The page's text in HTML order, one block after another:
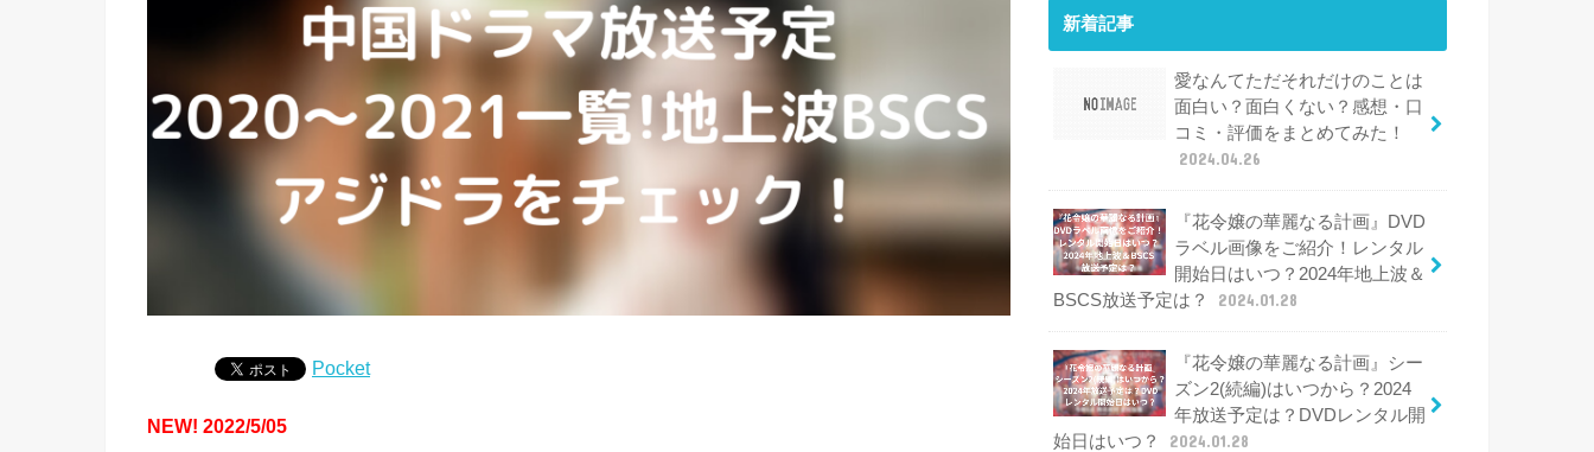
Pocket
NEW! 2022/5/05
新着記事
愛なんてただそれだけのことは
面白い？面白くない？感想・口
コミ・評価をまとめてみた！
2024.04.26
『花令嬢の華麗なる計画』DVD
ラベル画像をご紹介！レンタル
開始日はいつ？2024年地上波＆
BSCS放送予定は？
2024.01.28
『花令嬢の華麗なる計画』シー
ズン2(続編)はいつから？2024
年放送予定は？DVDレンタル開
始日はいつ？
2024.01.28